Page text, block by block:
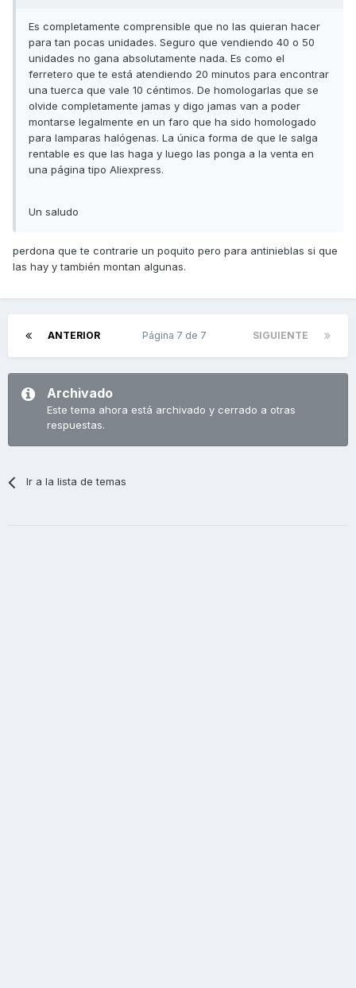
Es completamente comprensible que no las quieran hacer
para tan pocas unidades. Seguro que vendiendo 40 o 50
unidades no gana absolutamente nada. Es como el
ferretero que te está atendiendo 20 minutos para encontrar
una tuerca que vale 10 céntimos. De homologarlas que se
olvide completamente jamas y digo jamas van a poder
montarse legalmente en un faro que ha sido homologado
para lamparas halógenas. La única forma de que le salga
rentable es que las haga y luego las ponga a la venta en
una página tipo Aliexpress.
Un saludo
perdona que te contrarie un poquito pero para antinieblas si que
las hay y también montan algunas.
ANTERIOR SIGUIENTE
Página 7 de 7
Archivado
Este tema ahora está archivado y cerrado a otras
respuestas.
Ir a la lista de temas